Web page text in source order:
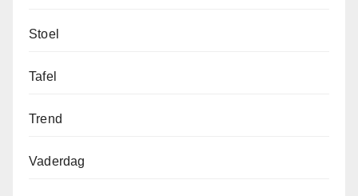
Stoel
Tafel
Trend
Vaderdag